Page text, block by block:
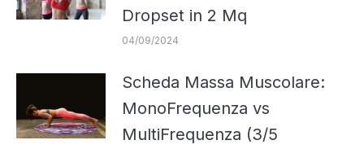
Dropset in 2 Mq
04/09/2024
Scheda Massa Muscolare:
MonoFrequenza vs
MultiFrequenza (3/5